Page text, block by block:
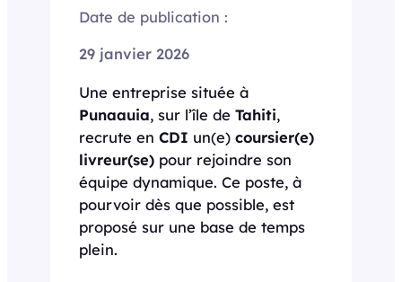
Date de publication :
29 janvier 2026
Une entreprise située à
Punaauia, sur l’île de Tahiti,
recrute en CDI un(e) coursier(e)
livreur(se) pour rejoindre son
équipe dynamique. Ce poste, à
pourvoir dès que possible, est
proposé sur une base de temps
plein.